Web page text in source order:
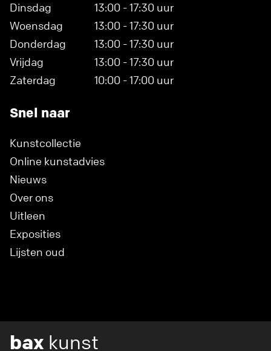
Dinsdag
13:00 - 17:30 uur
Woensdag
13:00 - 17:30 uur
Donderdag
13:00 - 17:30 uur
Vrijdag
13:00 - 17:30 uur
Zaterdag
10:00 - 17:00 uur
Snel naar
Kunstcollectie
Online kunstadvies
Nieuws
Over ons
Uitleen
Exposities
Lijsten oud
bax kunst